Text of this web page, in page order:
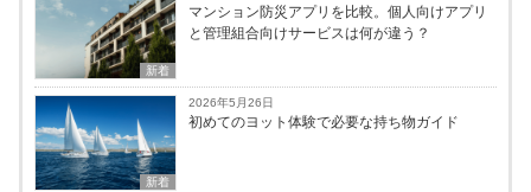
新着
マンション防災アプリを比較。個人向けアプリ
と管理組合向けサービスは何が違う？
新着
2026年5月26日
初めてのヨット体験で必要な持ち物ガイド